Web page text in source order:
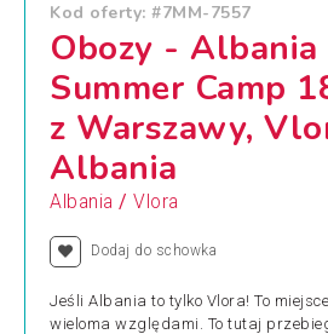
Kod oferty: #7MM-7557
Obozy -
Summer Camp
z Warszawy,
Albania
Albania / Vlora
Dodaj do schowka
Jeśli Albania to tylko Vlora! To
wieloma względami. To tutaj